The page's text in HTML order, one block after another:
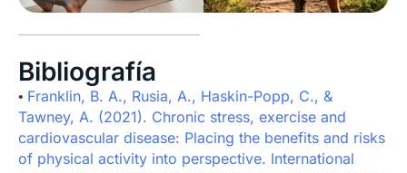
Bibliografía
• Franklin, B. A., Rusia, A., Haskin-Popp, C., &
Tawney, A. (2021). Chronic stress, exercise and
cardiovascular disease: Placing the benefits and risks
of physical activity into perspective. International